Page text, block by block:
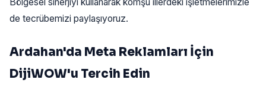
de tecrübemizi paylaşıyoruz.
Ardahan'da Meta Reklamları İçin
DijiWOW'u Tercih Edin